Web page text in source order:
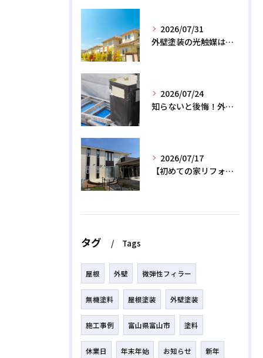
2026/07/31
外壁塗装の光触媒は効果なし？デメリットと2026年のリアル
2026/07/24
知らないと後悔！外壁塗装で無機質塗料を選ぶデメリットと3つの罠
2026/07/17
【初めての家リフォーム】外壁塗装の正しい時期と相場費用を解説
タグ Tags
屋根 外壁 微弾性フィラー
無機塗料 屋根塗装 外壁塗装
施工事例 富山県富山市 塗料
休業日 年末年始 お知らせ 新年